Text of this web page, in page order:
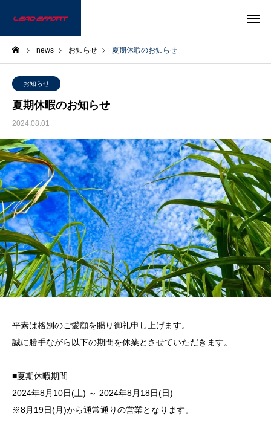
news お知らせ 夏期休暇のお知らせ
お知らせ
夏期休暇のお知らせ
2024.08.01
平素は格別のご愛顧を賜り御礼申し上げます。
誠に勝手ながら以下の期間を休業とさせていただきます。
■夏期休暇期間
2024年8月10日(土) ～ 2024年8月18日(日)
※8月19日(月)から通常通りの営業となります。